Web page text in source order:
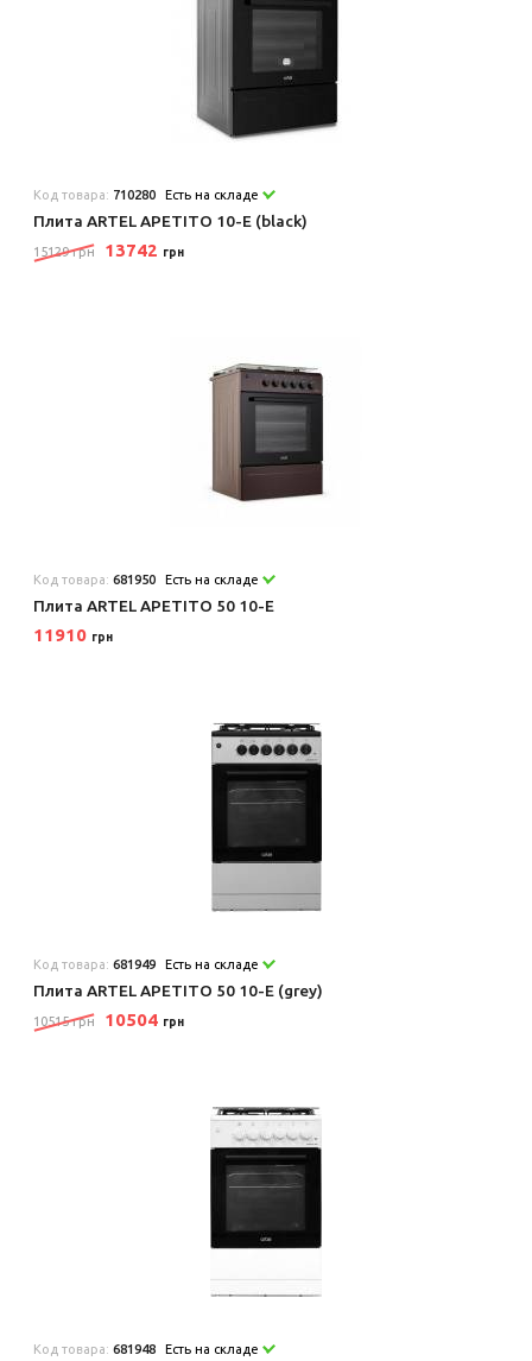
Код товара: 710280 Есть на складе
Плита ARTEL APETITO 10-E (black)
15129 грн 13742 грн
Код товара:681950 Есть на складе
Плита ARTEL APETITO 50 10-E
11910 грн
Код товара:681949 Есть на складе
Плита ARTEL APETITO 50 10-E (grey)
10515 грн 10504 грн
Код товара:681948 Есть на складе